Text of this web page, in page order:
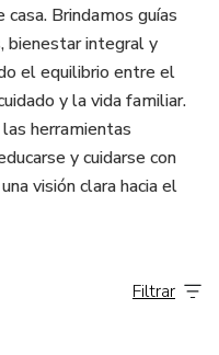
Brindamos guías
bienestar integral y
el equilibrio entre el
y la vida familiar.
herramientas
y cuidarse con
visión clara hacia el
Filtrar